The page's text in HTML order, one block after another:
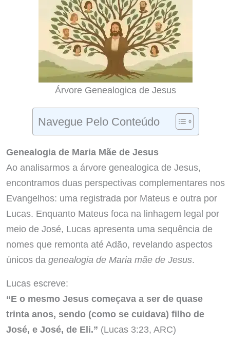
Árvore Genealogica de Jesus
Navegue Pelo Conteúdo
Genealogia de Maria Mãe de Jesus
Ao analisarmos a árvore genealogica de Jesus,
encontramos duas perspectivas complementares nos
Evangelhos: uma registrada por Mateus e outra por
Lucas. Enquanto Mateus foca na linhagem legal por
meio de José, Lucas apresenta uma sequência de
nomes que remonta até Adão, revelando aspectos
únicos da genealogia de Maria mãe de Jesus.
Lucas escreve:
“E o mesmo Jesus começava a ser de quase
trinta anos, sendo (como se cuidava) filho de
José, e José, de Eli.” (Lucas 3:23, ARC)